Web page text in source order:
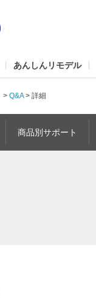
あんしんリモデル
> Q&A> 詳細
商品別サポート